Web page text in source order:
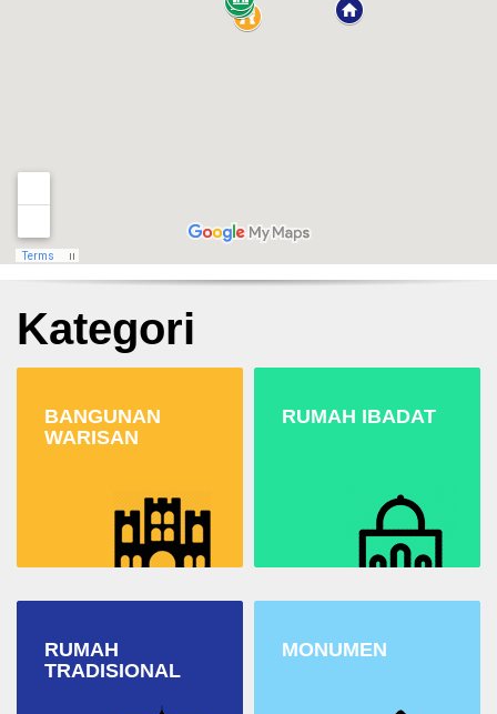
Kategori
BANGUNAN
WARISAN
RUMAH IBADAT
RUMAH
TRADISIONAL
MONUMEN